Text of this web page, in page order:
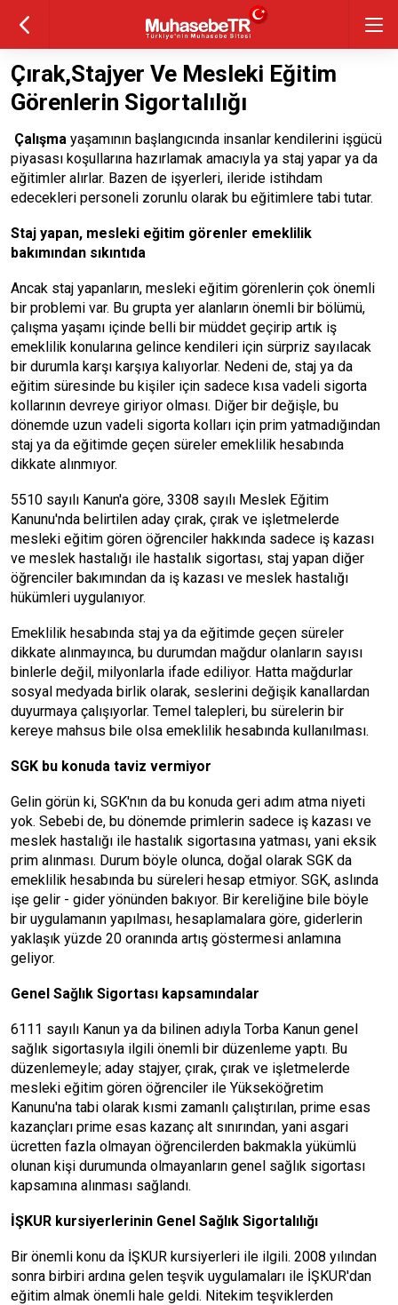
Çırak,Stajyer Ve Mesleki Eğitim
Görenlerin Sigortalılığı
Çalışma yaşamının başlangıcında insanlar kendilerini işgücü
piyasası koşullarına hazırlamak amacıyla ya staj yapar ya da
eğitimler alırlar. Bazen de işyerleri, ileride istihdam
edecekleri personeli zorunlu olarak bu eğitimlere tabi tutar.
Staj yapan, mesleki eğitim görenler emeklilik
bakımından sıkıntıda
Ancak staj yapanların, mesleki eğitim görenlerin çok önemli
bir problemi var. Bu grupta yer alanların önemli bir bölümü,
çalışma yaşamı içinde belli bir müddet geçirip artık iş
emeklilik konularına gelince kendileri için sürpriz sayılacak
bir durumla karşı karşıya kalıyorlar. Nedeni de, staj ya da
eğitim süresinde bu kişiler için sadece kısa vadeli sigorta
kollarının devreye giriyor olması. Diğer bir değişle, bu
dönemde uzun vadeli sigorta kolları için prim yatmadığından
staj ya da eğitimde geçen süreler emeklilik hesabında
dikkate alınmıyor.
5510 sayılı Kanun'a göre, 3308 sayılı Meslek Eğitim
Kanunu'nda belirtilen aday çırak, çırak ve işletmelerde
mesleki eğitim gören öğrenciler hakkında sadece iş kazası
ve meslek hastalığı ile hastalık sigortası, staj yapan diğer
öğrenciler bakımından da iş kazası ve meslek hastalığı
hükümleri uygulanıyor.
Emeklilik hesabında staj ya da eğitimde geçen süreler
dikkate alınmayınca, bu durumdan mağdur olanların sayısı
binlerle değil, milyonlarla ifade ediliyor. Hatta mağdurlar
sosyal medyada birlik olarak, seslerini değişik kanallardan
duyurmaya çalışıyorlar. Temel talepleri, bu sürelerin bir
kereye mahsus bile olsa emeklilik hesabında kullanılması.
SGK bu konuda taviz vermiyor
Gelin görün ki, SGK'nın da bu konuda geri adım atma niyeti
yok. Sebebi de, bu dönemde primlerin sadece iş kazası ve
meslek hastalığı ile hastalık sigortasına yatması, yani eksik
prim alınması. Durum böyle olunca, doğal olarak SGK da
emeklilik hesabında bu süreleri hesap etmiyor. SGK, aslında
işe gelir - gider yönünden bakıyor. Bir kereliğine bile böyle
bir uygulamanın yapılması, hesaplamalara göre, giderlerin
yaklaşık yüzde 20 oranında artış göstermesi anlamına
geliyor.
Genel Sağlık Sigortası kapsamındalar
6111 sayılı Kanun ya da bilinen adıyla Torba Kanun genel
sağlık sigortasıyla ilgili önemli bir düzenleme yaptı. Bu
düzenlemeyle; aday stajyer, çırak, çırak ve işletmelerde
mesleki eğitim gören öğrenciler ile Yükseköğretim
Kanunu'na tabi olarak kısmi zamanlı çalıştırılan, prime esas
kazançları prime esas kazanç alt sınırından, yani asgari
ücretten fazla olmayan öğrencilerden bakmakla yükümlü
olunan kişi durumunda olmayanların genel sağlık sigortası
kapsamına alınması sağlandı.
İŞKUR kursiyerlerinin Genel Sağlık Sigortalılığı
Bir önemli konu da İŞKUR kursiyerleri ile ilgili. 2008 yılından
sonra birbiri ardına gelen teşvik uygulamaları ile İŞKUR'dan
eğitim almak önemli hale geldi. Nitekim teşviklerden